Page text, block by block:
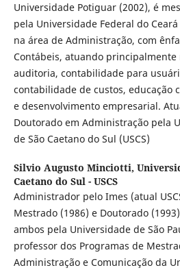
Universidade Potiguar (2002), é
pela Universidade Federal do
na área de Administração, com
Contábeis, atuando principalmente
auditoria, contabilidade para
contabilidade de custos, educação
e desenvolvimento empresarial.
Doutorado em Administração pela
de São Caetano do Sul (USCS)
Silvio Augusto Minciotti,
Caetano do Sul - USCS
Administrador pelo Imes (atual
Mestrado (1986) e Doutorado
ambos pela Universidade de São
professor dos Programas de
Administração e Comunicação da